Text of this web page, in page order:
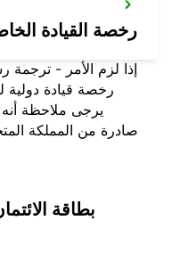
رخصة القيادة
إذا لزم الأمر - ترجمة
رخصة قيادة
يرجى ملاحظة
صادرة من المملكة
بطاقة